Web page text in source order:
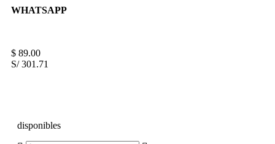
WHATSAPP
$ 89.00
S/ 301.71
disponibles